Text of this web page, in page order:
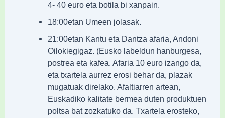
4- 40 euro eta botila bi xanpain.
18:00etan Umeen jolasak.
21:00etan Kantu eta Dantza afaria, Andoni
Oilokiegigaz. (Eusko labeldun hanburgesa,
postrea eta kafea. Afaria 10 euro izango da,
eta txartela aurrez erosi behar da, plazak
mugatuak direlako. Afaltiarren artean,
Euskadiko kalitate bermea duten produktuen
poltsa bat zozkatuko da. Txartela erosteko,